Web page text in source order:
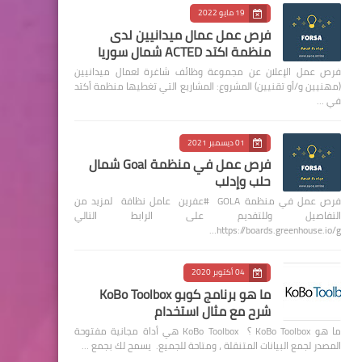
19 مايو 2022
فرص عمل عمال ميدانيين لدى
منظمة اكتد ACTED شمال سوريا
فرص عمل الإعلان عن مجموعة وظائف شاغرة لعمال ميدانيين
(مهنيين و/أو تقنيين) المشروع: المشاريع التي تغطيها منظمة أكتد
في …
01 ديسمبر 2021
فرص عمل في منظمة Goal شمال
حلب وإدلب
فرص عمل في منظمة GOLA #عفرين عامل نظافة لمزيد من
التفاصيل وللتقديم على الرابط التالي
https://boards.greenhouse.io/g…
04 أكتوبر 2020
ما هو برنامج كوبو KoBo Toolbox
شرح مع مثال استخدام
ما هو KoBo Toolbox ؟ KoBo Toolbox هي أداة مجانية مفتوحة
المصدر لجمع البيانات المتنقلة ، ومتاحة للجميع. يسمح لك بجمع …